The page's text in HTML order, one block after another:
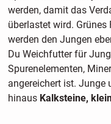
werden, damit das
überlastet wird. Grünes
werden den Jungen
Du Weichfutter für
Spurenelementen,
angereichert ist. Junge
hinaus Kalksteine,